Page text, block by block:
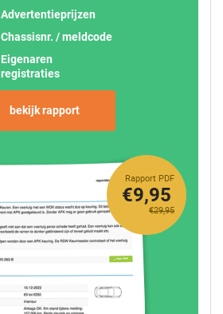
Advertentieprijzen
Chassisnr. / meldcode
Eigenaren
registraties
bekijk rapport
Rapport PDF
€29,95
€9,95